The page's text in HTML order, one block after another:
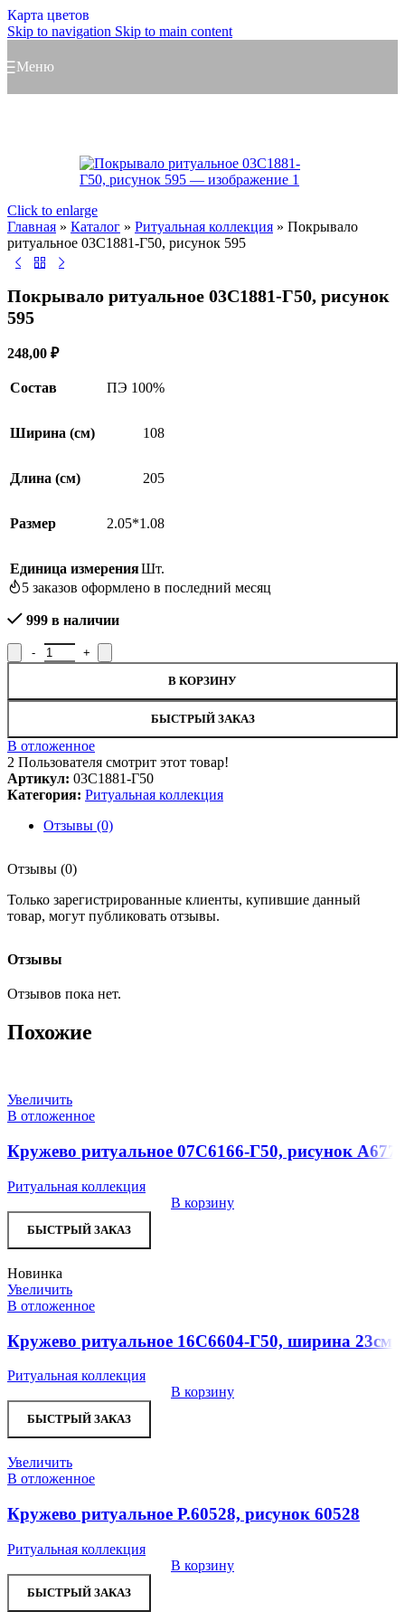
Карта цветов
Skip to navigation Skip to main content
Меню
Click to enlarge
Главная » Каталог » Ритуальная коллекция » Покрывало
ритуальное 03С1881-Г50, рисунок 595
Покрывало ритуальное 03С1881-Г50, рисунок
595
248,00 ₽
Состав ПЭ 100%
Ширина (см) 108
Длина (см) 205
Размер 2.05*1.08
Единица измеренияШт.
5 заказов оформлено в последний месяц
999 в наличии
Количество товара Покрывало ритуальное 03С1881-Г50,
В КОРЗИНУ
БЫСТРЫЙ ЗАКАЗ
В отложенное
2 Пользователя смотрит этот товар!
Артикул: 03С1881-Г50
Категория: Ритуальная коллекция
Отзывы (0)
Отзывы (0)
Отзывы
Отзывов пока нет.
Только зарегистрированные клиенты, купившие данный
товар, могут публиковать отзывы.
Похожие
Увеличить
В отложенное
Кружево ритуальное 07С6166-Г50, рисунок А677
Ритуальная коллекция
В корзину
БЫСТРЫЙ ЗАКАЗ
Новинка
Увеличить
В отложенное
Кружево ритуальное 16С6604-Г50, ширина 23см
Ритуальная коллекция
В корзину
БЫСТРЫЙ ЗАКАЗ
Увеличить
В отложенное
Кружево ритуальное Р.60528, рисунок 60528
Ритуальная коллекция
В корзину
БЫСТРЫЙ ЗАКАЗ